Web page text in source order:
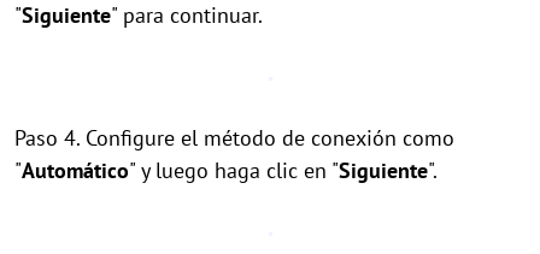
"Siguiente" para continuar.
Paso 4. Configure el método de conexión como
"Automático" y luego haga clic en "Siguiente".